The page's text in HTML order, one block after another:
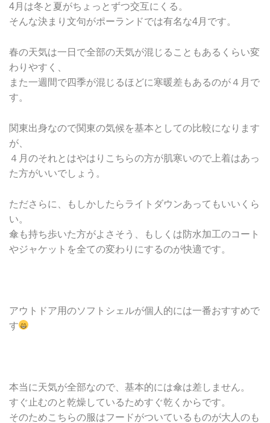
4月は冬と夏がちょっとずつ交互にくる。
そんな決まり文句がポーランドでは有名な4月です。
春の天気は一日で全部の天気が混じることもあるくらい変
わりやすく、
また一週間で四季が混じるほどに寒暖差もあるのが４月で
す。
関東出身なので関東の気候を基本としての比較になります
が、
４月のそれとはやはりこちらの方が肌寒いので上着はあっ
た方がいいでしょう。
たださらに、もしかしたらライトダウンあってもいいくら
い。
傘も持ち歩いた方がよさそう、もしくは防水加工のコート
やジャケットを全ての変わりにするのが快適です。
アウトドア用のソフトシェルが個人的には一番おすすめで
す
本当に天気が全部なので、基本的には傘は差しません。
すぐ止むのと乾燥しているためすぐ乾くからです。
そのためこちらの服はフードがついているものが大人のも